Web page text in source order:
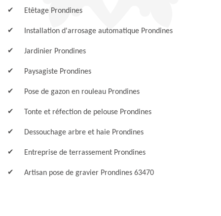
Etêtage Prondines
Installation d'arrosage automatique Prondines
Jardinier Prondines
Paysagiste Prondines
Pose de gazon en rouleau Prondines
Tonte et réfection de pelouse Prondines
Dessouchage arbre et haie Prondines
Entreprise de terrassement Prondines
Artisan pose de gravier Prondines 63470